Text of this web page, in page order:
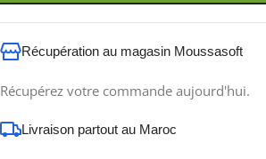
Récupération au magasin Moussasoft
Récupérez votre commande aujourd'hui.
Livraison partout au Maroc